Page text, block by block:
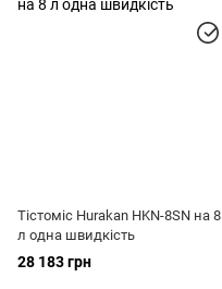
Тістоміс Hurakan HKN-8SN на 8
л одна швидкість
28 183 грн